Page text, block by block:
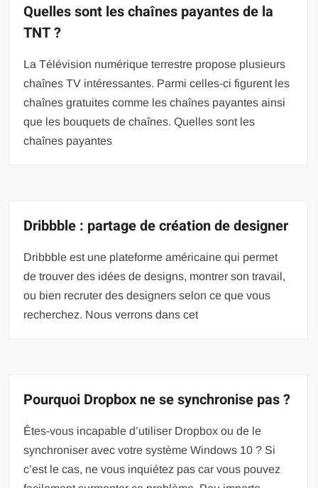
Quelles sont les chaînes payantes de la
TNT ?
La Télévision numérique terrestre propose plusieurs
chaînes TV intéressantes. Parmi celles-ci figurent les
chaînes gratuites comme les chaînes payantes ainsi
que les bouquets de chaînes. Quelles sont les
chaînes payantes
Dribbble : partage de création de designer
Dribbble est une plateforme américaine qui permet
de trouver des idées de designs, montrer son travail,
ou bien recruter des designers selon ce que vous
recherchez. Nous verrons dans cet
Pourquoi Dropbox ne se synchronise pas ?
Êtes-vous incapable d’utiliser Dropbox ou de le
synchroniser avec votre système Windows 10 ? Si
c’est le cas, ne vous inquiétez pas car vous pouvez